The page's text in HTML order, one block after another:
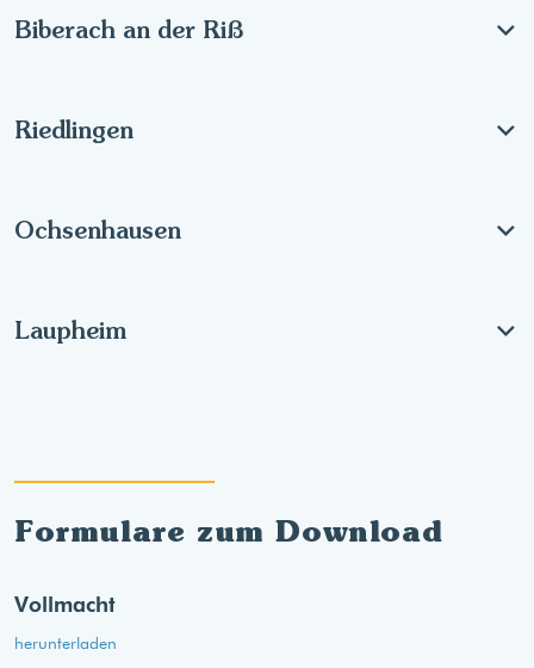
Biberach an der Riß
Riedlingen
Ochsenhausen
Laupheim
Formulare zum Download
Vollmacht
herunterladen